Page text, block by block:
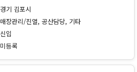
경기 김포시
매장관리/진열, 공산담당, 기타
신입
미등록